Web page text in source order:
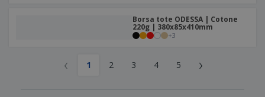
Borsa tote ODESSA | Cotone
220g | 380x85x410mm
+3
‹ 1 2 3 4 5 ›